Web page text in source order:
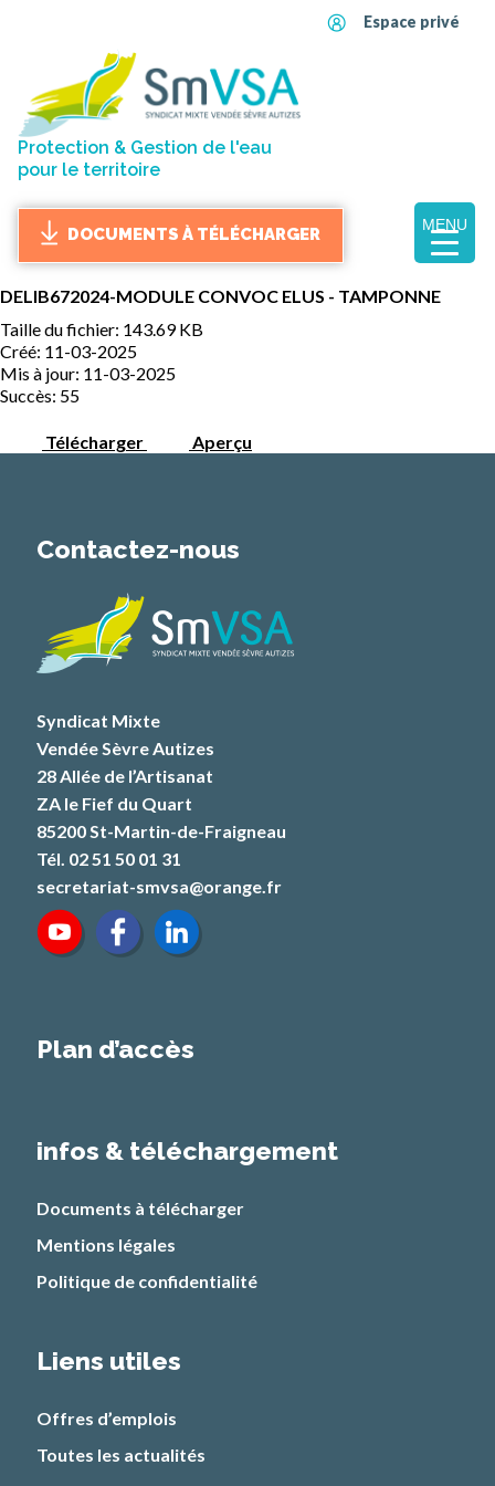
Espace privé
Protection & Gestion de l'eau
pour le territoire
DOCUMENTS À TÉLÉCHARGER
MENU
DELIB672024-MODULE CONVOC ELUS - TAMPONNE
Taille du fichier: 143.69 KB
Créé: 11-03-2025
Mis à jour: 11-03-2025
Succès: 55
Télécharger Aperçu
Contactez-nous
Syndicat Mixte
Vendée Sèvre Autizes
28 Allée de l’Artisanat
ZA le Fief du Quart
85200 St-Martin-de-Fraigneau
Tél. 02 51 50 01 31
secretariat-smvsa@orange.fr
Plan d’accès
infos & téléchargement
Documents à télécharger
Mentions légales
Politique de confidentialité
Liens utiles
Offres d’emplois
Toutes les actualités